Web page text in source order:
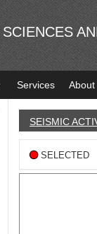
Services About
SEISMIC
SELECTED